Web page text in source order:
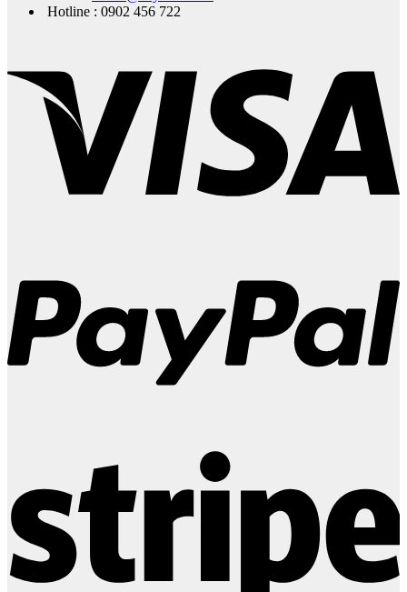
Hotline : 0902 456 722